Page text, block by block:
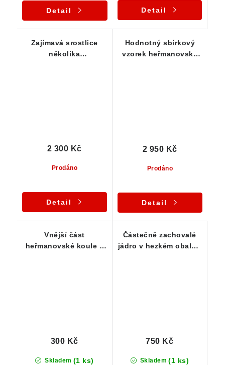
Detail Detail
Zajímavá srostlice
několika
Prodáno
2 300 Kč
Detail
Hodnotný sbírkový
vzorek heřmanovské
Prodáno
2 950 Kč
Detail
Vnější část
heřmanovské koule s
Skladem (1 ks)
300 Kč
Částečně zachovalé
jádro v hezkém obalu -
Skladem (1 ks)
750 Kč